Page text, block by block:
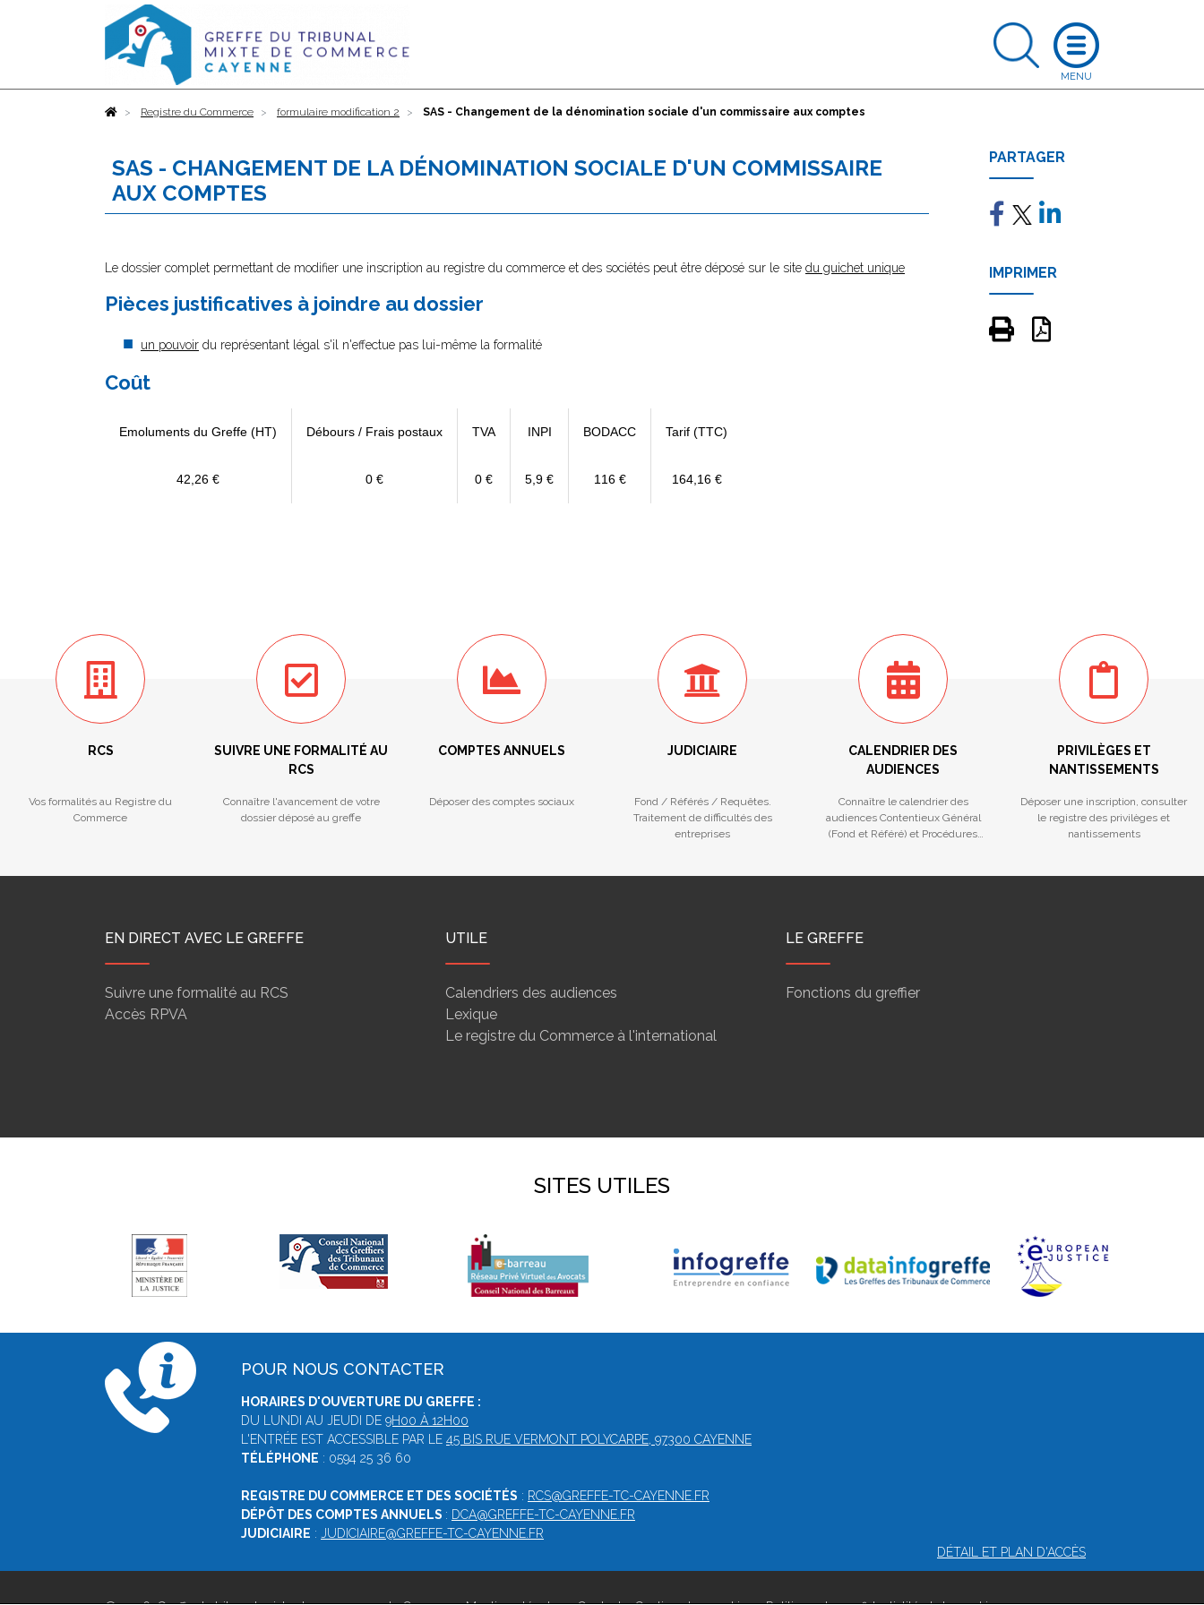
AccueilRegistre du Commerce formulaire modification 2 SAS - Changement de la dénomination sociale d'un commissaire aux comptes
SAS - CHANGEMENT DE LA DÉNOMINATION SOCIALE D'UN COMMISSAIRE
AUX COMPTES
Le dossier complet permettant de modifier une inscription au registre du commerce et des sociétés peut être déposé sur le site du guichet unique
Pièces justificatives à joindre au dossier
un pouvoir du représentant légal s'il n'effectue pas lui-même la formalité
Coût
Emoluments du Greffe (HT) Débours / Frais postaux TVA INPI BODACC Tarif (TTC)
42,26 € 0 € 0 € 5,9 € 116 € 164,16 €
PARTAGER
IMPRIMER
RCS
Vos formalités au Registre du
Commerce
SUIVRE UNE FORMALITÉ AU
RCS
Connaître l'avancement de votre
dossier déposé au greffe
COMPTES ANNUELS
Déposer des comptes sociaux
JUDICIAIRE
Fond / Référés / Requêtes.
Traitement de difficultés des
entreprises
CALENDRIER DES
AUDIENCES
Connaître le calendrier des
audiences Contentieux Général
(Fond et Référé) et Procédures
PRIVILÈGES ET
NANTISSEMENTS
Déposer une inscription, consulter
le registre des privilèges et
nantissements
EN DIRECT AVEC LE GREFFE
Suivre une formalité au RCS
Accès RPVA
UTILE
Calendriers des audiences
Lexique
Le registre du Commerce à l'international
LE GREFFE
Fonctions du greffier
SITES UTILES
POUR NOUS CONTACTER
HORAIRES D'OUVERTURE DU GREFFE :
DU LUNDI AU JEUDI DE 9H00 À 12H00
L'ENTRÉE EST ACCESSIBLE PAR LE 45 BIS RUE VERMONT POLYCARPE, 97300 CAYENNE
TÉLÉPHONE : 0594 25 36 60
REGISTRE DU COMMERCE ET DES SOCIÉTÉS : RCS@GREFFE-TC-CAYENNE.FR
DÉPÔT DES COMPTES ANNUELS : DCA@GREFFE-TC-CAYENNE.FR
JUDICIAIRE : JUDICIAIRE@GREFFE-TC-CAYENNE.FR
DÉTAIL ET PLAN D'ACCÈS